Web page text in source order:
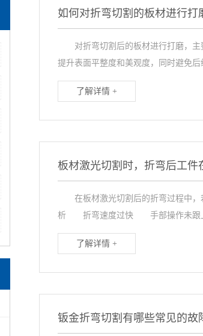
如何对折弯切割的板材进行打
对折弯切割后的板材进行打磨，主
提升表面平整度和美观度，同时避免
了解详情 +
板材激光切割时，折弯后工件
在板材激光切割后的折弯过程中，
析 折弯速度过快 手部操作未跟上
了解详情 +
钣金折弯切割有哪些常见的故